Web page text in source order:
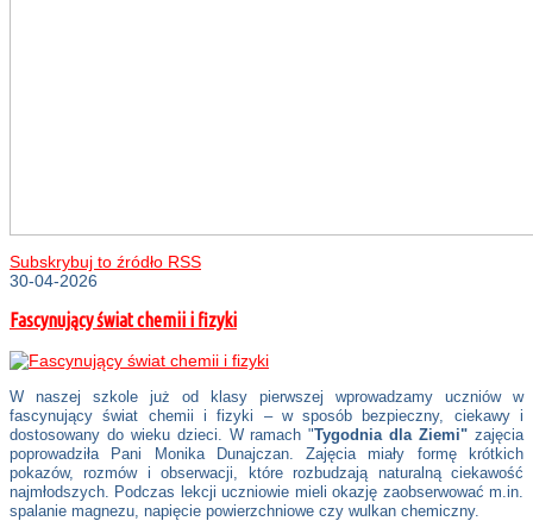
Subskrybuj to źródło RSS
30-04-2026
Fascynujący świat chemii i fizyki
W naszej szkole już od klasy pierwszej wprowadzamy uczniów w
fascynujący świat chemii i fizyki – w sposób bezpieczny, ciekawy i
dostosowany do wieku dzieci. W ramach "Tygodnia dla Ziemi" zajęcia
poprowadziła Pani Monika Dunajczan. Zajęcia miały formę krótkich
pokazów, rozmów i obserwacji, które rozbudzają naturalną ciekawość
najmłodszych. Podczas lekcji uczniowie mieli okazję zaobserwować m.in.
spalanie magnezu, napięcie powierzchniowe czy wulkan chemiczny.